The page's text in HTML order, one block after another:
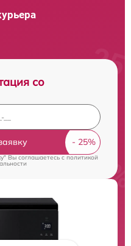
со
Вы соглашаетесь cполитикой